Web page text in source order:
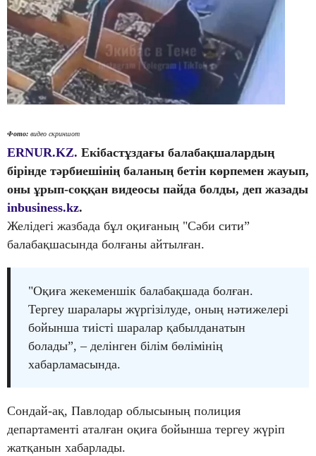
Фото: видео скриншот
ERNUR.KZ. Екібастұздағы балабақшалардың
бірінде тәрбиешінің баланың бетін көрпемен жауып,
оны ұрып-соққан видеосы пайда болды, деп жазады
inbusiness.kz.
Желідегі жазбада бұл оқиғаның "Сәби сити”
балабақшасында болғаны айтылған.
"Оқиға жекеменшік балабақшада болған.
Тергеу шаралары жүргізілуде, оның нәтижелері
бойынша тиісті шаралар қабылданатын
болады”, – делінген білім бөлімінің
хабарламасында.
Сондай-ақ, Павлодар облысының полиция
департаменті аталған оқиға бойынша тергеу жүріп
жатқанын хабарлады.